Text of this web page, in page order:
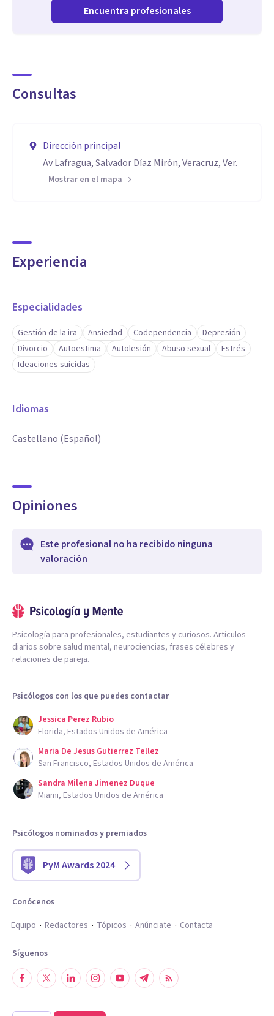
Encuentra profesionales
Consultas
Dirección principal
Av Lafragua, Salvador Díaz Mirón, Veracruz, Ver.
Mostrar en el mapa
Experiencia
Especialidades
Gestión de la ira Ansiedad Codependencia
Depresión
Divorcio
Autoestima Autolesión Abuso sexual
Estrés
Ideaciones suicidas
Idiomas
Castellano (Español)
Opiniones
Este profesional no ha recibido ninguna
valoración
Psicología para profesionales, estudiantes y curiosos. Artículos
diarios sobre salud mental, neurociencias, frases célebres y
relaciones de pareja.
Psicólogos con los que puedes contactar
Jessica Perez Rubio
Florida, Estados Unidos de América
Maria De Jesus Gutierrez Tellez
San Francisco, Estados Unidos de América
Sandra Milena Jimenez Duque
Miami, Estados Unidos de América
Psicólogos nominados y premiados
PyM Awards 2024
Conócenos
Equipo
Redactores Tópicos Anúnciate Contacta
Síguenos